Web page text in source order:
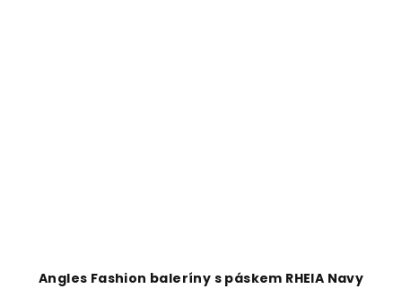
Angles Fashion baleríny s páskem RHEIA Navy